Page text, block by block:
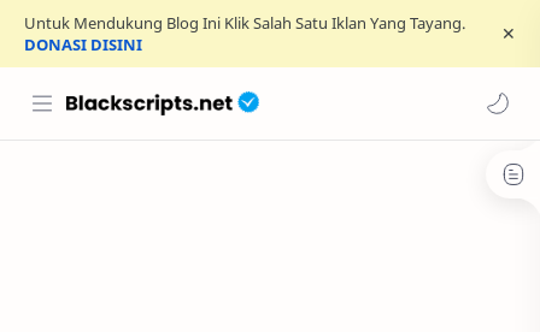
Untuk Mendukung Blog Ini Klik Salah Satu Iklan Yang Tayang.
DONASI DISINI